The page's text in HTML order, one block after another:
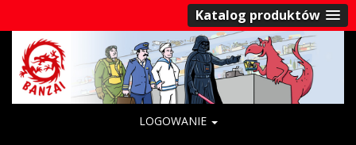
Katalog produktów
LOGOWANIE